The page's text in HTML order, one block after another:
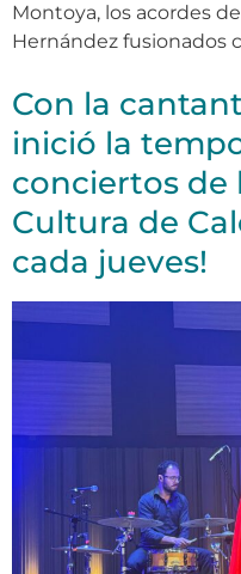
Montoya, los acordes
Hernández fusionados
Con la
inició la
conciertos de
Cultura de
cada jueves!